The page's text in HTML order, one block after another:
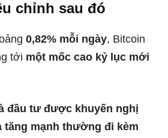
chỉnh sau đó
0,82% mỗi ngày, Bitcoin
tới một mốc cao kỷ lục mới
đầu tư được khuyến nghị
tăng mạnh thường đi kèm